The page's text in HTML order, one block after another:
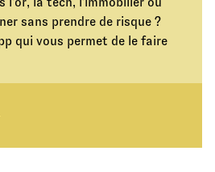
sans prendre de risque ?
qui vous permet de le faire